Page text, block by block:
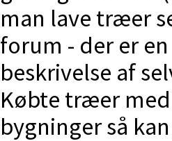
man lave træer
forum - der er
beskrivelse af
Købte træer
bygninger så